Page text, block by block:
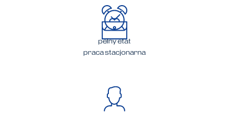
pełny etat
praca stacjonarna